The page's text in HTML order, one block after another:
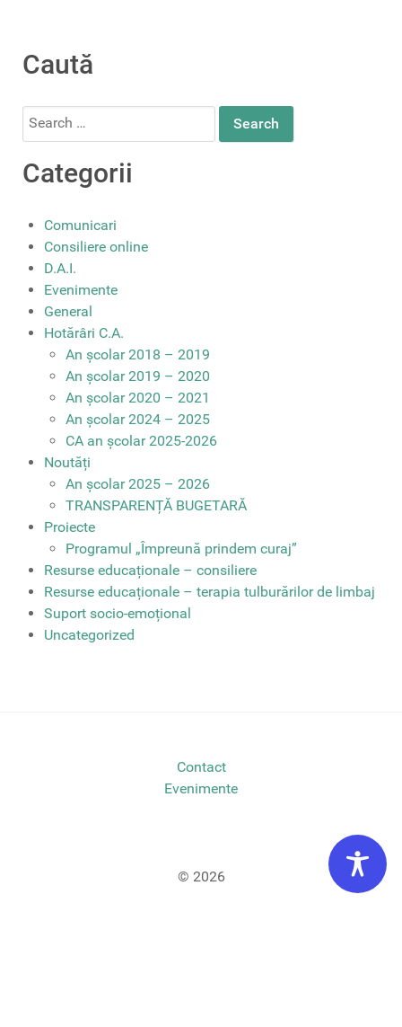
Caută
Search
for:
Categorii
Comunicari
Consiliere online
D.A.I.
Evenimente
General
Hotărâri C.A.
An școlar 2018 – 2019
An școlar 2019 – 2020
An școlar 2020 – 2021
An școlar 2024 – 2025
CA an școlar 2025-2026
Noutăți
An școlar 2025 – 2026
TRANSPARENȚĂ BUGETARĂ
Proiecte
Programul „Împreună prindem curaj”
Resurse educaționale – consiliere
Resurse educaționale – terapia tulburărilor de limbaj
Suport socio-emoțional
Uncategorized
Contact
Evenimente
© 2026